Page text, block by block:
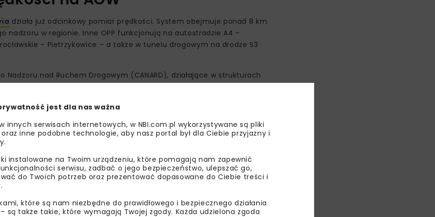
działa już odcinkowy pomiar prędkości. System obejmuje ponad 8 km
w regionie. Inne OPP funkcjonują na autostradzie A4 –
– Pietrzykowice – a także w tunelu drogowym na drodze S3
nad Ruchem Drogowym (CANARD), działające w strukturach
jest również objęcie nadzorem kolejnego odcinka A4 – pomiędzy
prędkości na bezpieczeństwo
jest dla nas ważna
innych serwisach internetowych, w NBI.com.pl wykorzystywane są pliki
inne podobne technologie, aby nasz portal był dla Ciebie przyjazny i
instalowane na Twoim urządzeniu, które pomagają nam zapewnić
serwisu, zadbać o jego bezpieczeństwo, ulepszać go,
do Twoich potrzeb oraz prezentować dopasowane do Ciebie treści i
które są nam niezbędne do prawidłowego i bezpiecznego działania
są także takie, które wymagają Twojej zgody. Każda udzielona zgoda